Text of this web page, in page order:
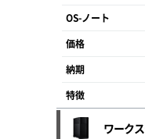
OS-ノート
価格
納期
特徴
ワーク